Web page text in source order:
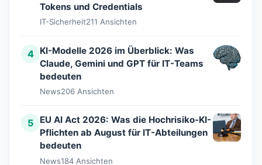
Tokens und Credentials
IT-Sicherheit211 Ansichten
4
KI-Modelle 2026 im Überblick: Was
Claude, Gemini und GPT für IT-Teams
bedeuten
News206 Ansichten
5
EU AI Act 2026: Was die Hochrisiko-KI-
Pflichten ab August für IT-Abteilungen
bedeuten
News184 Ansichten